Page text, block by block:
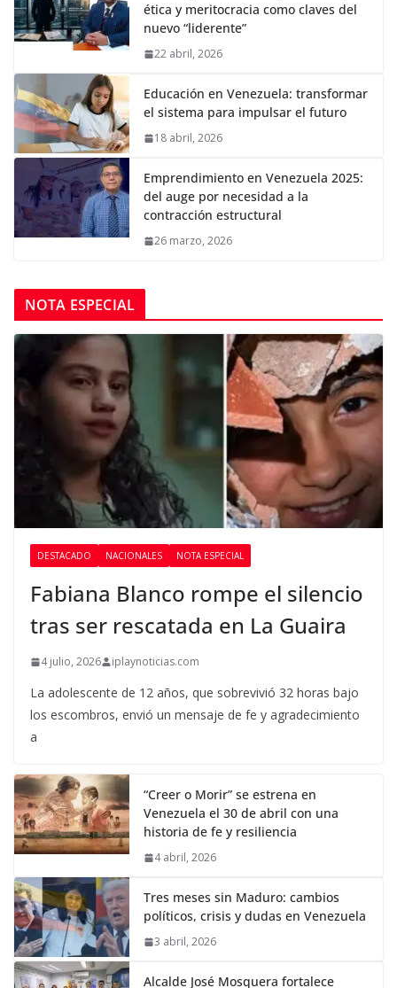
ética y meritocracia como claves del
nuevo “liderente”
22 abril, 2026
Educación en Venezuela: transformar
el sistema para impulsar el futuro
18 abril, 2026
Emprendimiento en Venezuela 2025:
del auge por necesidad a la
contracción estructural
26 marzo, 2026
NOTA ESPECIAL
DESTACADO NACIONALES NOTA ESPECIAL
Fabiana Blanco rompe el silencio
tras ser rescatada en La Guaira
4 julio, 2026 iplaynoticias.com
La adolescente de 12 años, que sobrevivió 32 horas bajo
los escombros, envió un mensaje de fe y agradecimiento
a
“Creer o Morir” se estrena en
Venezuela el 30 de abril con una
historia de fe y resiliencia
4 abril, 2026
Tres meses sin Maduro: cambios
políticos, crisis y dudas en Venezuela
3 abril, 2026
Alcalde José Mosquera fortalece